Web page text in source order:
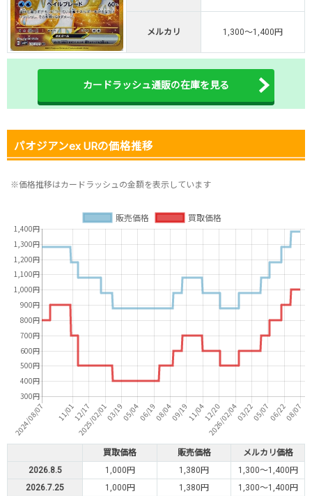
TORAオリパ
初回登録で4種類アド確解放
TORAオリパ公式はこちら ＞
メルカリ 1,300～1,400円
カードラッシュ通販の在庫を見る
パオジアンex URの価格推移
※価格推移はカードラッシュの金額を表示しています
買取価格 販売価格
メルカリ価格
2026.8.5
1,000円 1,380円
1,300～1,400円
2026.7.25
1,000円 1,380円
1,300～1,400円